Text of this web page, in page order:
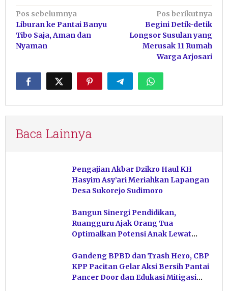
Navigasi
pos
Pos sebelumnya
Liburan ke Pantai Banyu
Tibo Saja, Aman dan
Nyaman
Pos berikutnya
Begini Detik-detik
Longsor Susulan yang
Merusak 11 Rumah
Warga Arjosari
Baca Lainnya
Pengajian Akbar Dzikro Haul KH
Hasyim Asy’ari Meriahkan Lapangan
Desa Sukorejo Sudimoro
Bangun Sinergi Pendidikan,
Ruangguru Ajak Orang Tua
Optimalkan Potensi Anak Lewat
Gandeng BPBD dan Trash Hero, CBP
KPP Pacitan Gelar Aksi Bersih Pantai
Pancer Door dan Edukasi Mitigasi